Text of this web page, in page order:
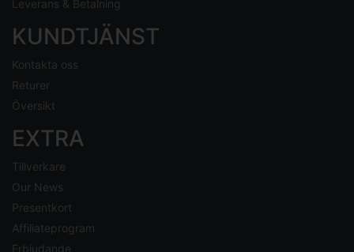
Leverans & Betalning
KUNDTJÄNST
Kontakta oss
Returer
Översikt
EXTRA
Tillverkare
Our News
Presentkort
Affiliateprogram
Erbjudande